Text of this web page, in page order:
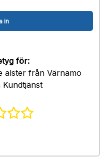
för:
alster från Värnamo